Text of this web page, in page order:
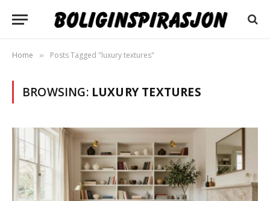
Home » Posts Tagged "luxury textures"
BROWSING: LUXURY TEXTURES